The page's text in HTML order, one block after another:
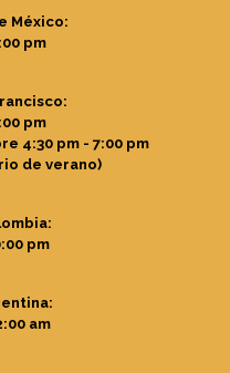
México:
pm
pm
4:30 pm - 7:00 pm
de verano)
pm
am